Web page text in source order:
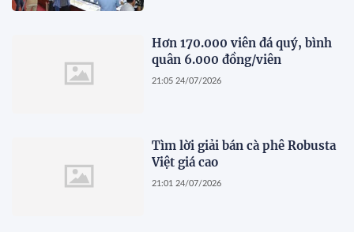
Hơn 170.000 viên đá quý, bình
quân 6.000 đồng/viên
21:05 24/07/2026
Tìm lời giải bán cà phê Robusta
Việt giá cao
21:01 24/07/2026